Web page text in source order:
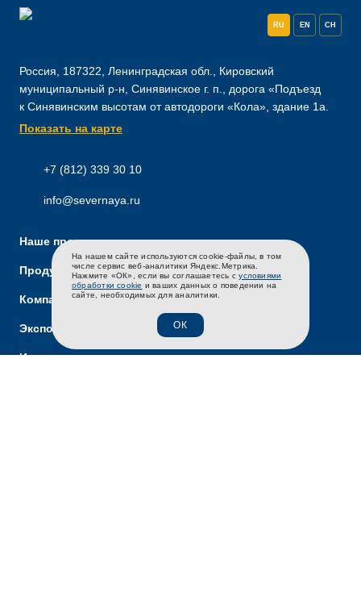
RU EN CH
RU EN CH
Россия, 187322, Ленинградская обл., Кировский
муниципальный р-н, Синявинское г. п., дорога «Подъезд
к Синявинским высотам от автодороги «Кола», здание 1а.
Показать на карте
+7 (812) 339 30 10
info@severnaya.ru
Наше производство
Продукты и бренды
Компания
Экспорт
Интернет-магазин
На нашем сайте используются cookie-файлы, в том
числе сервис веб-аналитики Яндекс.Метрика.
Нажмите «ОК», если вы соглашаетесь сусловиями
обработки cookie и ваших данных о поведении на
сайте, необходимых для аналитики.
ОК